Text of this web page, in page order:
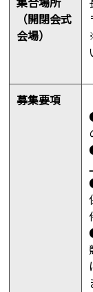
（開閉会式
会場）
募集要項